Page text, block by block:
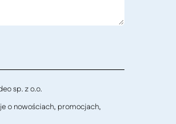
sp. z o.o.
o nowościach, promocjach,